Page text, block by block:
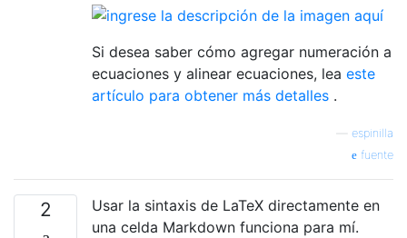
Si desea saber cómo agregar numeración a
ecuaciones y alinear ecuaciones, lea este
artículo para obtener más detalles .
espinilla
fuente
2
Usar la sintaxis de LaTeX directamente en
una celda Markdown funciona para mí.